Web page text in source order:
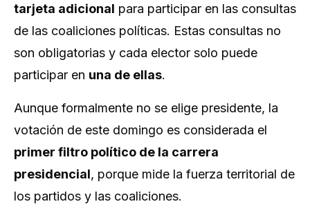
tarjeta adicional para participar en las consultas
de las coaliciones políticas. Estas consultas no
son obligatorias y cada elector solo puede
participar en una de ellas.
Aunque formalmente no se elige presidente, la
votación de este domingo es considerada el
primer filtro político de la carrera
presidencial, porque mide la fuerza territorial de
los partidos y las coaliciones.